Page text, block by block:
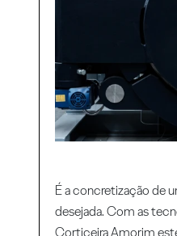
É a concretização de
desejada. Com as
Corticeira Amorim